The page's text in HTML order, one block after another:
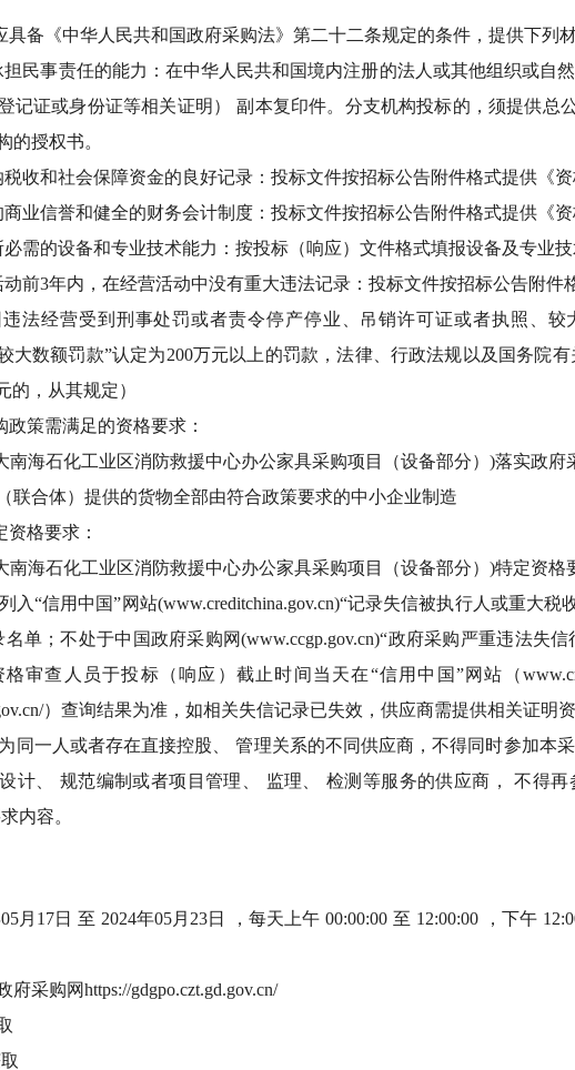
具备《中华人民共和国政府采购法》第二十二条规定的条件，提供下列材
担民事责任的能力：在中华人民共和国境内注册的法人或其他组织或自
记证或身份证等相关证明） 副本复印件。分支机构投标的，须提供总
的授权书。
收和社会保障资金的良好记录：投标文件按招标公告附件格式提供《资
业信誉和健全的财务会计制度：投标文件按招标公告附件格式提供《资
需的设备和专业技术能力：按投标（响应）文件格式填报设备及专业技
动前3年内，在经营活动中没有重大违法记录：投标文件按招标公告附
法经营受到刑事处罚或者责令停产停业、吊销许可证或者执照、
较大数额罚款”认定为200万元以上的罚款，法律、行政法规以及国务院
的，从其规定）
政策需满足的资格要求：
南海石化工业区消防救援中心办公家具采购项目（设备部分）)落实政府
联合体）提供的货物全部由符合政策要求的中小企业制造
资格要求：
南海石化工业区消防救援中心办公家具采购项目（设备部分）)特定资格
入“信用中国”网站(www.creditchina.gov.cn)“记录失信被执行人或重大
单；不处于中国政府采购网(www.ccgp.gov.cn)“政府采购严重违法失
审查人员于投标（响应）截止时间当天在“信用中国”网站（
）查询结果为准，如相关失信记录已失效，供应商需提供相关证明资
同一人或者存在直接控股、 管理关系的不同供应商，不得同时参加本
计、 规范编制或者项目管理、 监理、 检测等服务的供应商， 不得
内容。
月17日 至 2024年05月23日 ，每天上午 00:00:00 至 12:00:00 ，下午
府采购网https://gdgpo.czt.gd.gov.cn/